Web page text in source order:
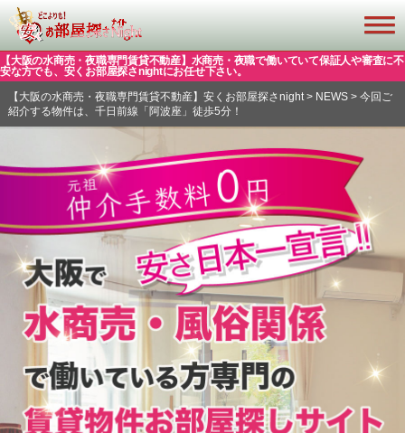
【大阪の水商売・夜職専門賃貸不動産】水商売・夜職で働いていて保証人や審査に不
安な方でも、安くお部屋探さnightにお任せ下さい。
【大阪の水商売・夜職専門賃貸不動産】安くお部屋探さnight> NEWS> 今回ご
紹介する物件は、千日前線「阿波座」徒歩5分！